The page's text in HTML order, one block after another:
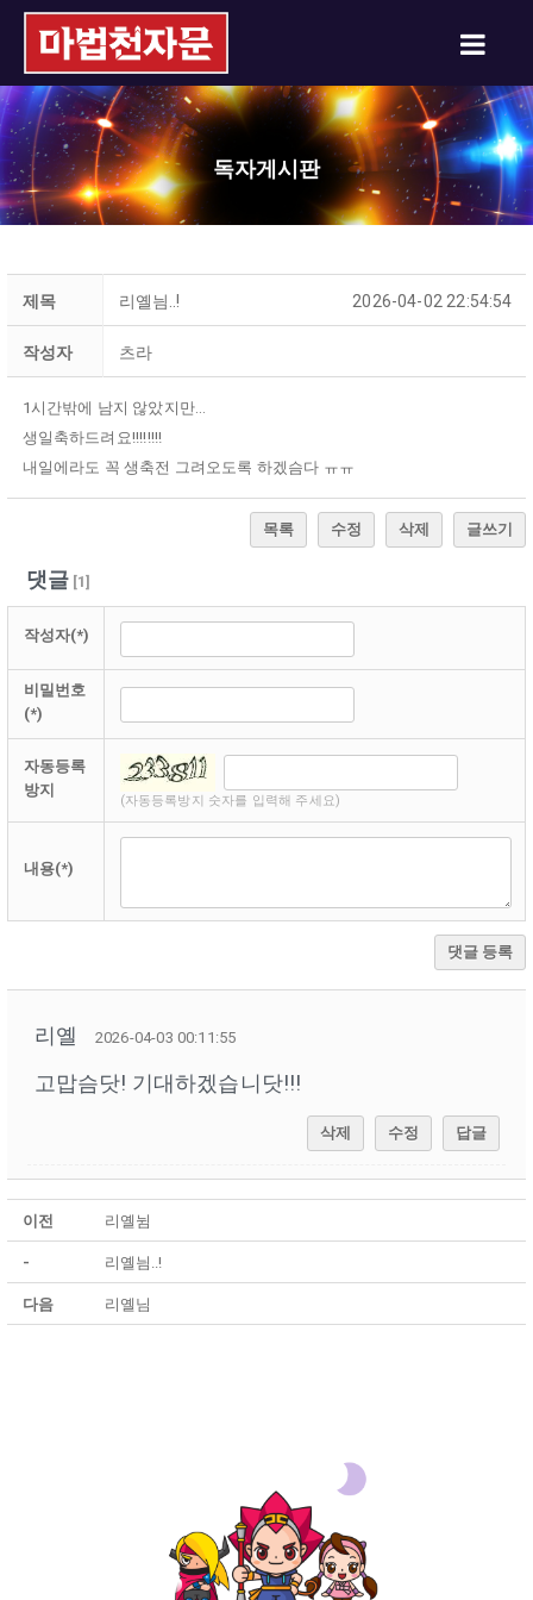
독자게시판
제목 리옐늼..! 2026-04-02 22:54:54
작성자 츠라
1시간밖에 남지 않았지만...
생일축하드려요!!!!!!!!
내일에라도 꼭 생축전 그려오도록 하겠슴다 ㅠㅠ
목록 수정 삭제 글쓰기
댓글[1]
작성자(*)
비밀번호
(*)
자동등록
방지
(자동등록방지 숫자를 입력해 주세요)
내용(*)
댓글 등록
리옐 2026-04-03 00:11:55
고맙슴닷! 기대하겠습니닷!!!
삭제 수정 답글
이전 리옐뉨
- 리옐늼..!
다음 리옐님